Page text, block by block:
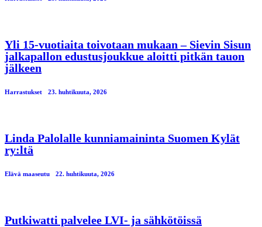
Yli 15-vuotiaita toivotaan mukaan – Sievin Sisun
jalkapallon edustusjoukkue aloitti pitkän tauon
jälkeen
Harrastukset 23. huhtikuuta, 2026
Linda Palolalle kunniamaininta Suomen Kylät
ry:ltä
Elävä maaseutu 22. huhtikuuta, 2026
Putkiwatti palvelee LVI- ja sähkötöissä